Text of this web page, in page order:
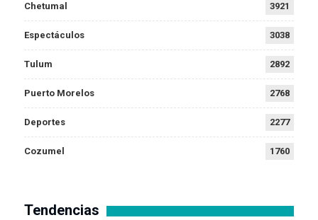
Chetumal 3921
Espectáculos 3038
Tulum 2892
Puerto Morelos 2768
Deportes 2277
Cozumel 1760
Tendencias